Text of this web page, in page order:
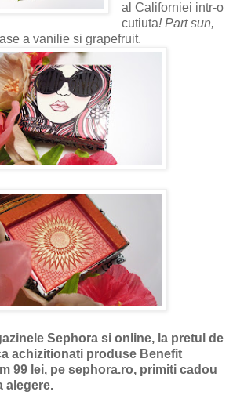
al Californiei intr-o
cutiuta! Part sun,
a vanilie si grapefruit.
Sephora si online, la pretul de
achizitionati produse Benefit
99 lei, pe sephora.ro, primiti cadou
alegere.